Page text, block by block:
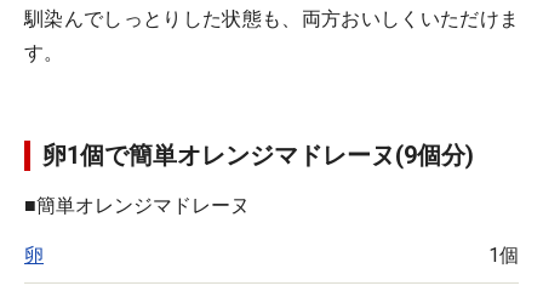
馴染んでしっとりした状態も、両方おいしくいただけま
す。
卵1個で簡単オレンジマドレーヌ(9個分)
■簡単オレンジマドレーヌ
卵 1個